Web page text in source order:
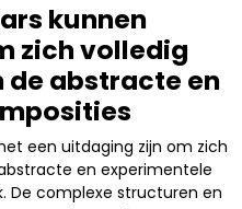
kunnen
zich volledig
de abstracte en
een uitdaging zijn om zich
en experimentele
De complexe structuren en